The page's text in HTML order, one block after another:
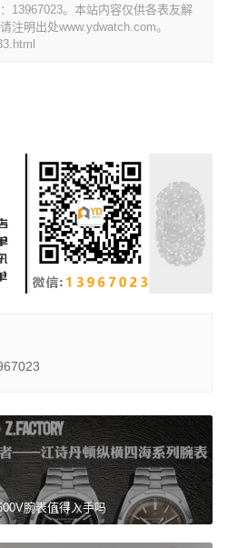
13967023。本站内容仅供各表友解
注明出处www.ydwatch.com。
腕表值得入手吗